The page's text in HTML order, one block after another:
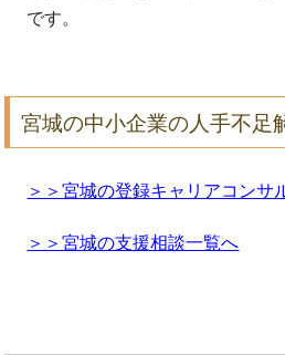
です。
宮城の中小企業の人手不足
＞＞宮城の登録キャリアコンサ
＞＞宮城の支援相談一覧へ